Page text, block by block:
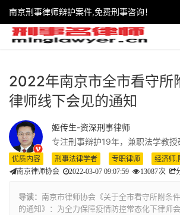
南京刑事律师辩护案件,免费刑事咨询！
2022年南京市全市看守所
律师线下会见的通知
姬传生-资深刑事律师
专注刑事辩护19年，兼职法学教授
优质内容 刑事法律学者 专职律师 经济师.
南京律师协会 2022-03-07 09:07:59 13087次
导读： 南京市律师协会《关于全市看守所附条
的通知》：为全力保障疫情防控常态化下律师